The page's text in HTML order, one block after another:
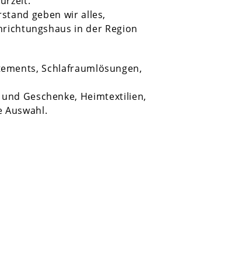
geben wir alles,
in der Region
Schlafraumlösungen,
Geschenke, Heimtextilien,
Auswahl.